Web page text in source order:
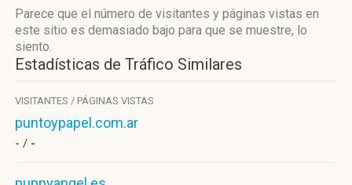
Parece que el número de visitantes y páginas vistas en
este sitio es demasiado bajo para que se muestre, lo
siento.
Estadísticas de Tráfico Similares
VISITANTES / PÁGINAS VISTAS
puntoypapel.com.ar
- / -